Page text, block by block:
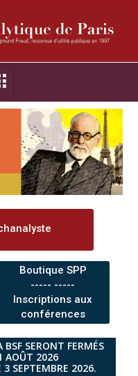
Boutique SPP
----- -----
Inscriptions aux
conférences
BSF SERONT FERMÉS
AOÛT 2026
3 SEPTEMBRE 2026.